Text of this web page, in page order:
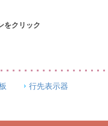
をクリック
行先表示器